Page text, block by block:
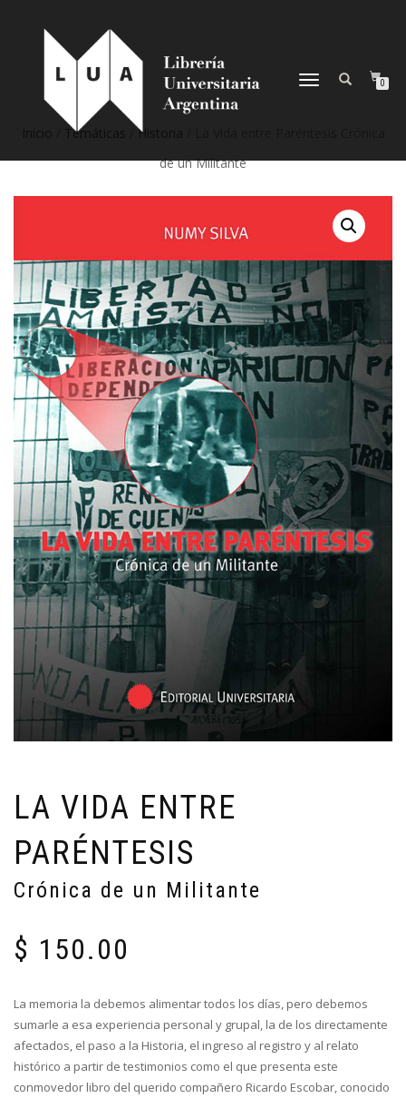
NAVEGACIÓN
0
Temáticas /Historia
de un Militante
LA VIDA ENTRE
PARÉNTESIS
Crónica de un Militante
$ 150.00
La memoria la debemos alimentar todos los días, pero debemos
sumarle a esa experiencia personal y grupal, la de los directamente
afectados, el paso a la Historia, el ingreso al registro y al relato
histórico a partir de testimonios como el que presenta este
conmovedor libro del querido compañero Ricardo Escobar, conocido